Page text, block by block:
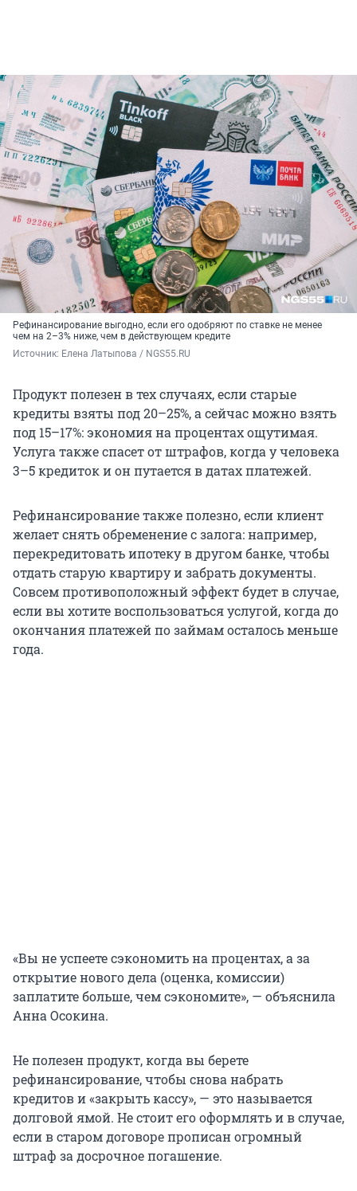
Рефинансирование выгодно, если его одобряют по ставке не менее
чем на 2–3% ниже, чем в действующем кредите
Источник: Елена Латыпова / NGS55.RU
Продукт полезен в тех случаях, если старые
кредиты взяты под 20–25%, а сейчас можно взять
под 15–17%: экономия на процентах ощутимая.
Услуга также спасет от штрафов, когда у человека
3–5 кредиток и он путается в датах платежей.
Рефинансирование также полезно, если клиент
желает снять обременение с залога: например,
перекредитовать ипотеку в другом банке, чтобы
отдать старую квартиру и забрать документы.
Совсем противоположный эффект будет в случае,
если вы хотите воспользоваться услугой, когда до
окончания платежей по займам осталось меньше
года.
«Вы не успеете сэкономить на процентах, а за
открытие нового дела (оценка, комиссии)
заплатите больше, чем сэкономите», — объяснила
Анна Осокина.
Не полезен продукт, когда вы берете
рефинансирование, чтобы снова набрать
кредитов и «закрыть кассу», — это называется
долговой ямой. Не стоит его оформлять и в случае,
если в старом договоре прописан огромный
штраф за досрочное погашение.